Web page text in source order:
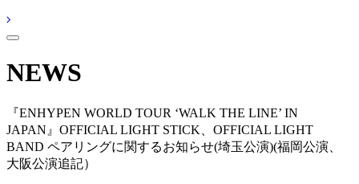
NEWS
『ENHYPEN WORLD TOUR ‘WALK THE LINE’ IN
JAPAN』OFFICIAL LIGHT STICK、OFFICIAL LIGHT
BAND ペアリングに関するお知らせ(埼玉公演)(福岡公演、
大阪公演追記）